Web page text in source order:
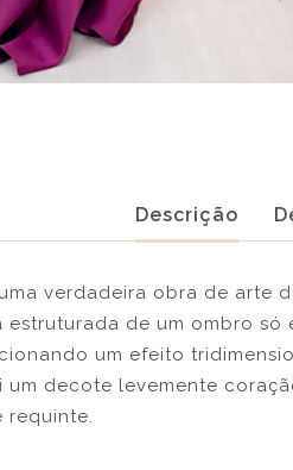
Descrição
verdadeira obra de arte
estruturada de um ombro
um efeito
um decote levemente
requinte.